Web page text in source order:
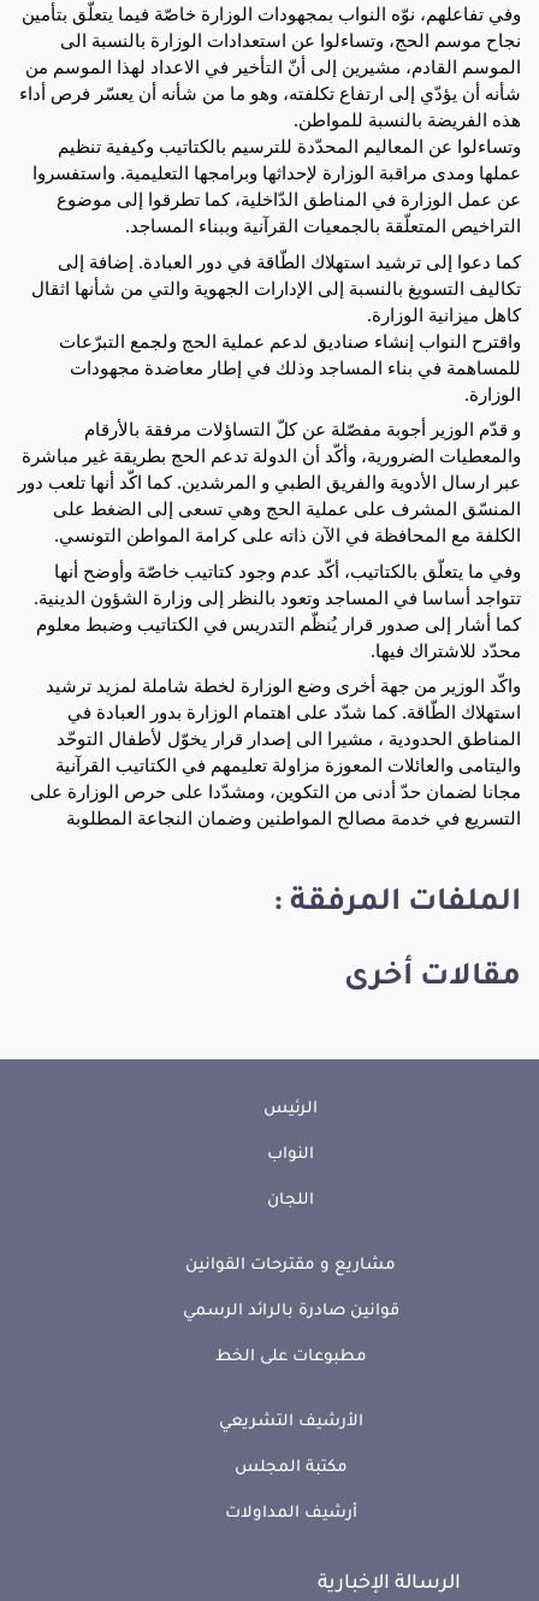
وفي تفاعلهم، نوّه النواب بمجهودات الوزارة خاصّة فيما يتعلّق بتأمين
نجاح موسم الحج، وتساءلوا عن استعدادات الوزارة بالنسبة الى
الموسم القادم، مشيرين إلى أنّ التأخير في الاعداد لهذا الموسم من
شأنه أن يؤدّي إلى ارتفاع تكلفته، وهو ما من شأنه أن يعسّر فرص أداء
هذه الفريضة بالنسبة للمواطن.
وتساءلوا عن المعاليم المحدّدة للترسيم بالكتاتيب وكيفية تنظيم
عملها ومدى مراقبة الوزارة لإحداثها وبرامجها التعليمية. واستفسروا
عن عمل الوزارة في المناطق الدّاخلية، كما تطرقوا إلى موضوع
التراخيص المتعلّقة بالجمعيات القرآنية وببناء المساجد.
كما دعوا إلى ترشيد استهلاك الطّاقة في دور العبادة. إضافة إلى
تكاليف التسويغ بالنسبة إلى الإدارات الجهوية والتي من شأنها اثقال
كاهل ميزانية الوزارة.
واقترح النواب إنشاء صناديق لدعم عملية الحج ولجمع التبرّعات
للمساهمة في بناء المساجد وذلك في إطار معاضدة مجهودات
الوزارة.
و قدّم الوزير أجوبة مفصّلة عن كلّ التساؤلات مرفقة بالأرقام
والمعطيات الضرورية، وأكّد أن الدولة تدعم الحج بطريقة غير مباشرة
عبر ارسال الأدوية والفريق الطبي و المرشدين. كما اكّد أنها تلعب دور
المنسّق المشرف على عملية الحج وهي تسعى إلى الضغط على
الكلفة مع المحافظة في الآن ذاته على كرامة المواطن التونسي.
وفي ما يتعلّق بالكتاتيب، أكّد عدم وجود كتاتيب خاصّة وأوضح أنها
تتواجد أساسا في المساجد وتعود بالنظر إلى وزارة الشؤون الدينية.
كما أشار إلى صدور قرار يُنظّم التدريس في الكتاتيب وضبط معلوم
محدّد للاشتراك فيها.
واكّد الوزير من جهة أخرى وضع الوزارة لخطة شاملة لمزيد ترشيد
استهلاك الطّاقة. كما شدّد على اهتمام الوزارة بدور العبادة في
المناطق الحدودية ، مشيرا الى إصدار قرار يخوّل لأطفال التوحّد
واليتامى والعائلات المعوزة مزاولة تعليمهم في الكتاتيب القرآنية
مجانا لضمان حدّ أدنى من التكوين، ومشدّدا على حرص الوزارة على
التسريع في خدمة مصالح المواطنين وضمان النجاعة المطلوبة
الملفات المرفقة :
مقالات أخرى
الرئيس
النواب
اللجان
مشاريع و مقترحات القوانين
قوانين صادرة بالرائد الرسمي
مطبوعات على الخط
الأرشيف التشريعي
مكتبة المجلس
أرشيف المداولات
الرسالة الإخبارية